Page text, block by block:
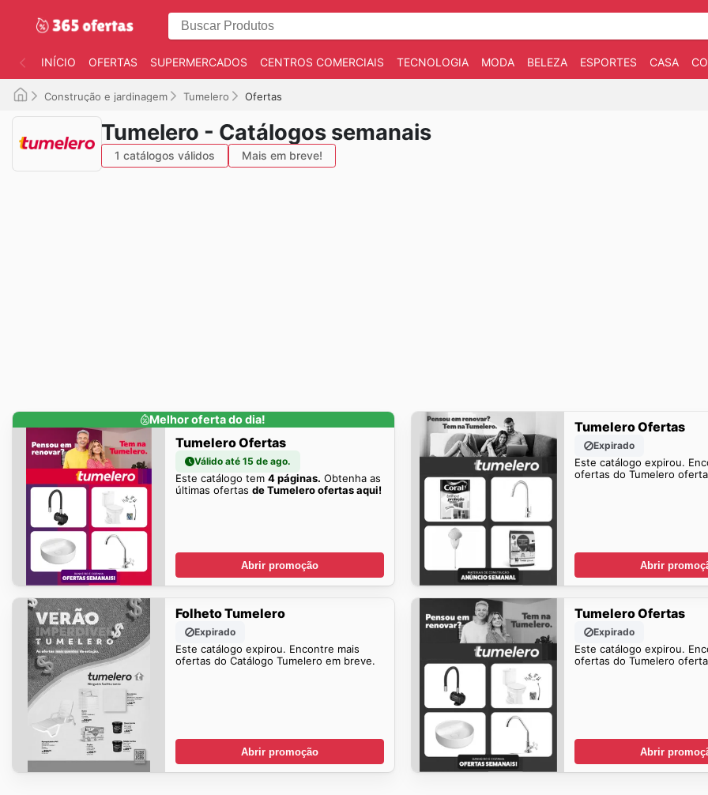
INÍCIO OFERTAS SUPERMERCADOS CENTROS COMERCIAIS TECNOLOGIA MODA BELEZA ESPORTES CASA
Construção e jardinagem Tumelero Ofertas
Tumelero - Catálogos semanais
1 catálogos válidos Mais em breve!
Melhor oferta do dia!
Tumelero Ofertas
Válido até 15 de ago.
Este catálogo tem 4 páginas. Obtenha as
últimas ofertas de Tumelero ofertas aqui!
Abrir promoção
Tumelero Ofertas
Expirado
Este catálogo expirou.
ofertas do Tumelero
Abrir
Folheto Tumelero
Expirado
Este catálogo expirou. Encontre mais
ofertas do Catálogo Tumelero em breve.
Abrir promoção
Tumelero Ofertas
Expirado
Este catálogo expirou.
ofertas do Tumelero
Abrir